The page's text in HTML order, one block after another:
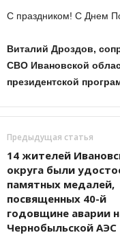
С праздником! С Днем
Виталий Дроздов,
СВО Ивановской
президентской
Предыдущая статья
14 жителей
округа были
памятных медалей,
посвященных 40-й
годовщине аварии
Чернобыльской АЭС